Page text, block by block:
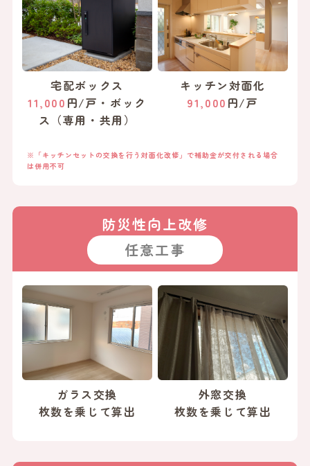
宅配ボックス
11,000 円/戸・ボック
ス（専用・共用）
キッチン対面化
91,000 円/戸
※「キッチンセットの交換を行う対面化改修」で補助金が交付される場合
は併用不可
防災性向上改修
任意工事
ガラス交換
枚数を乗じて算出
外窓交換
枚数を乗じて算出